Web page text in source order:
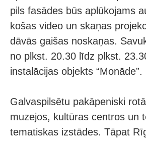
pils fasādes būs aplūkojams
košas video un skaņas
dāvās gaišas noskaņas.
no plkst. 20.30 līdz plkst.
instalācijas objekts “Monāde”.
Galvaspilsētu pakāpeniski
muzejos, kultūras centros un
tematiskas izstādes. Tāpat